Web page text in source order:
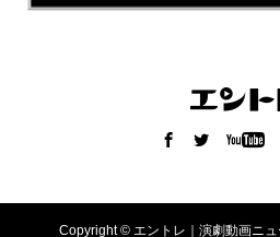
Copyright ©エントレ｜演劇動画ニ